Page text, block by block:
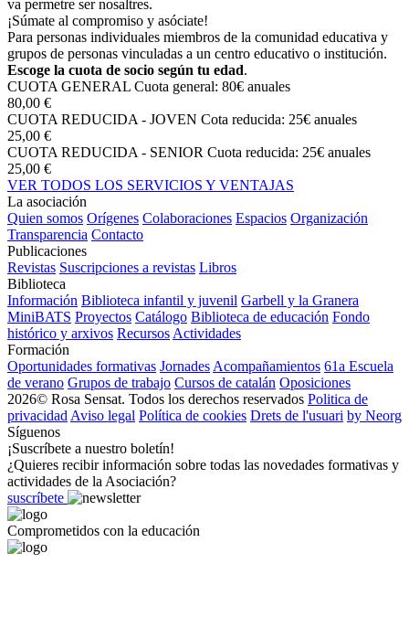
va permetre ser nosaltres.
¡Súmate al compromiso y asóciate!
Para personas individuales miembros de la comunidad educativa y
grupos de personas vinculadas a un centro educativo o institución.
Escoge la cuota de socio según tu edad.
CUOTA GENERAL Cuota general: 80€ anuales
80,00 €
CUOTA REDUCIDA - JOVEN Cota reducida: 25€ anuales
25,00 €
CUOTA REDUCIDA - SENIOR Cuota reducida: 25€ anuales
25,00 €
VER TODOS LOS SERVICIOS Y VENTAJAS
La asociación
Quien somos Orígenes Colaboraciones Espacios Organización
Transparencia Contacto
Publicaciones
Revistas Suscripciones a revistas Libros
Biblioteca
Información Biblioteca infantil y juvenil Garbell y la Granera
MiniBATS Proyectos Catálogo Biblioteca de educación Fondo
histórico y arxivos Recursos Actividades
Formación
Oportunidades formativas Jornades Acompañamientos 61a Escuela
de verano Grupos de trabajo Cursos de catalán Oposiciones
2026© Rosa Sensat. Todos los derechos reservados Politica de
privacidad Aviso legal Política de cookies Drets de l'usuari by Neorg
Síguenos
¡Suscríbete a nuestro boletín!
¿Quieres recibir información sobre todas las novedades formativas y
actividades de la Asociación?
suscríbete
Comprometidos con la educación